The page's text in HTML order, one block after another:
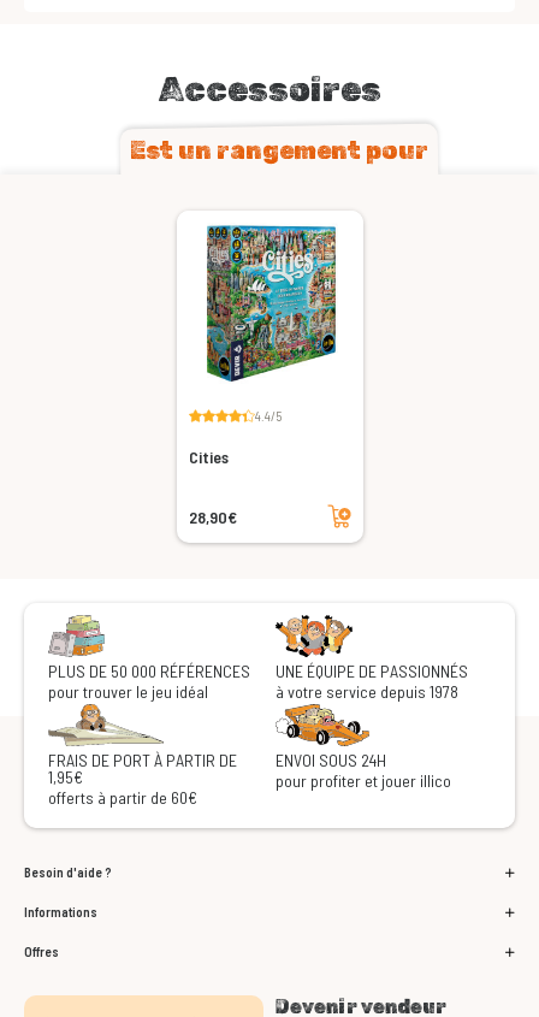
Accessoires
Est un rangement pour
4.4/5
Cities
28,90€
Ajouter au panier
PLUS DE 50 000 RÉFÉRENCES
pour trouver le jeu idéal
UNE ÉQUIPE DE PASSIONNÉS
à votre service depuis 1978
FRAIS DE PORT À PARTIR DE
1,95€
offerts à partir de 60€
ENVOI SOUS 24H
pour profiter et jouer illico
Besoin d'aide ?
Informations
Offres
Devenir vendeur